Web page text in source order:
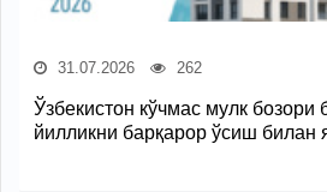
31.07.2026 262
Ўзбекистон кўчмас мулк бозори
йилликни барқарор ўсиш билан